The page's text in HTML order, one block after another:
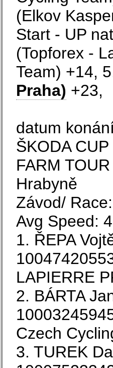
(Elkov
Start - UP
(Topforex -
Team) +14,
Praha) +23,
datum
ŠKODA
FARM TOUR
Hrabyně
Závod/
Avg Speed:
1. ŘEPA
LAPIERRE
2. BÁRTA
Czech
3. TUREK